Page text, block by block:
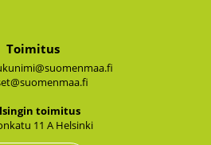
Toimitus
toi­mi­tus
11 A Hel­sin­ki